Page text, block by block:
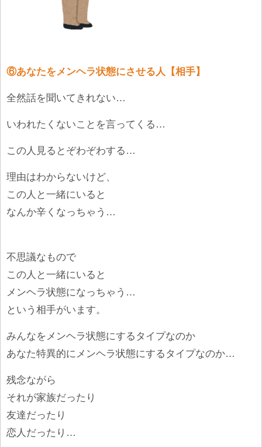
⑥あなたをメンヘラ状態にさせる人【相手】
全然話を聞いてきれない…
いわれたくないことを言ってくる…
この人見るとぞわぞわする…
理由はわからないけど、
この人と一緒にいると
なんか辛くなっちゃう…
不思議なもので
この人と一緒にいると
メンヘラ状態になっちゃう…
という相手がいます。
みんなをメンヘラ状態にするタイプなのか
あなた特異的にメンヘラ状態にするタイプなのか…
残念ながら
それが家族だったり
友達だったり
恋人だったり…